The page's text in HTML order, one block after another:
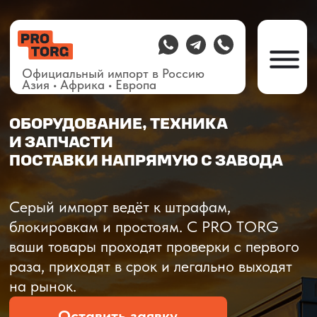
О компании Доставка из Китая
Официальный импорт в Россию
Азия • Африка • Европа
ОБОРУДОВАНИЕ, ТЕХНИКА
Рассчитать стоимость
Рассчитать стоимость
Серый импорт ведёт к штрафам,
блокировкам и простоям. C PRO TORG
ваши товары проходят проверки с первого
раза, приходят в срок и легально выходят
на рынок.
Оставить заявку